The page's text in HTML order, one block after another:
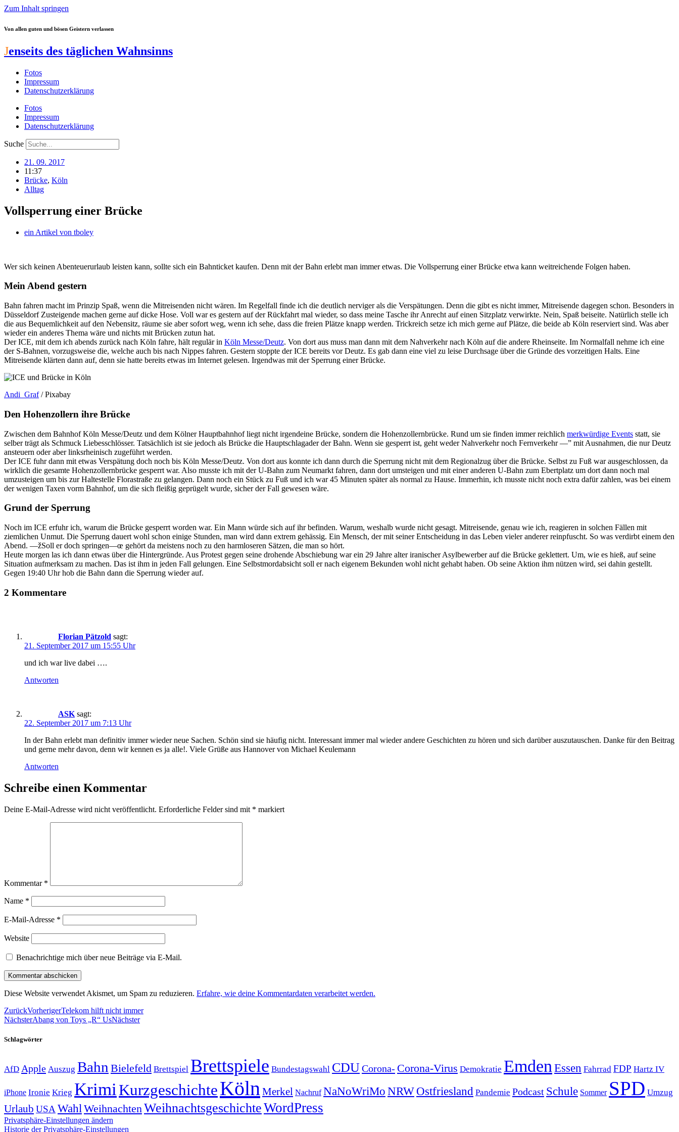
Zum Inhalt springen
Von allen guten und bösen Geistern verlassen
Jenseits des täglichen Wahnsinns
Fotos
Impressum
Datenschutzerklärung
Fotos
Impressum
Datenschutzerklärung
Suche
21. 09. 2017
11:37
Brücke, Köln
Alltag
Vollsperrung einer Brücke
ein Artikel von tboley
Wer sich keinen Abenteuerurlaub leisten kann, sollte sich ein Bahnticket kaufen. Denn mit der Bahn erlebt man immer etwas. Die Vollsperrung einer Brücke etwa kann weitreichende Folgen haben.
Mein Abend gestern
Bahn fahren macht im Prinzip Spaß, wenn die Mitreisenden nicht wären. Im Regelfall finde ich die deutlich nerviger als die Verspätungen. Denn die gibt es nicht immer, Mitreisende dagegen schon. Besonders in
Düsseldorf Zusteigende machen gerne auf dicke Hose. Voll war es gestern auf der Rückfahrt mal wieder, so dass meine Tasche ihr Anrecht auf einen Sitzplatz verwirkte. Nein, Spaß beiseite. Natürlich stelle ich
die aus Bequemlichkeit auf den Nebensitz, räume sie aber sofort weg, wenn ich sehe, dass die freien Plätze knapp werden. Trickreich setze ich mich gerne auf Plätze, die beide ab Köln reserviert sind. Was aber
wieder ein anderes Thema wäre und nichts mit Brücken zutun hat.
Der ICE, mit dem ich abends zurück nach Köln fahre, hält regulär in Köln Messe/Deutz. Von dort aus muss man dann mit dem Nahverkehr nach Köln auf die andere Rheinseite. Im Normalfall nehme ich eine
der S-Bahnen, vorzugsweise die, welche auch bis nach Nippes fahren. Gestern stoppte der ICE bereits vor Deutz. Es gab dann eine viel zu leise Durchsage über die Gründe des vorzeitigen Halts. Eine
Mitreisende klärten dann auf, denn sie hatte bereits etwas im Internet gelesen. Irgendwas mit der Sperrung einer Brücke.
Andi_Graf/ Pixabay
Den Hohenzollern ihre Brücke
Zwischen dem Bahnhof Köln Messe/Deutz und dem Kölner Hauptbahnhof liegt nicht irgendeine Brücke, sondern die Hohenzollernbrücke. Rund um sie finden immer reichlich merkwürdige Events statt, sie
selber trägt als Schmuck Liebesschlösser. Tatsächlich ist sie jedoch als Brücke die Hauptschlagader der Bahn. Wenn sie gesperrt ist, geht weder Nahverkehr noch Fernverkehr —” mit Ausnahmen, die nur Deutz
ansteuern oder aber linksrheinisch zugeführt werden.
Der ICE fuhr dann mit etwas Verspätung doch noch bis Köln Messe/Deutz. Von dort aus konnte ich dann durch die Sperrung nicht mit dem Regionalzug über die Brücke. Selbst zu Fuß war ausgeschlossen, da
wirklich die gesamte Hohenzollernbrücke gesperrt war. Also musste ich mit der U-Bahn zum Neumarkt fahren, dann dort umsteigen und mit einer anderen U-Bahn zum Ebertplatz um dort dann noch mal
umzusteigen um bis zur Haltestelle Florastraße zu gelangen. Dann noch ein Stück zu Fuß und ich war 45 Minuten später als normal zu Hause. Immerhin, ich musste nicht noch extra dafür zahlen, was bei einem
der wenigen Taxen vorm Bahnhof, um die sich fleißig geprügelt wurde, sicher der Fall gewesen wäre.
Grund der Sperrung
Noch im ICE erfuhr ich, warum die Brücke gesperrt worden war. Ein Mann würde sich auf ihr befinden. Warum, weshalb wurde nicht gesagt. Mitreisende, genau wie ich, reagieren in solchen Fällen mit
ziemlichen Unmut. Die Sperrung dauert wohl schon einige Stunden, man wird dann extrem gehässig. Ein Mensch, der mit seiner Entscheidung in das Leben vieler anderer reinpfuscht. So was verdirbt einem den
Abend. —žSoll er doch springen—œ gehört da meistens noch zu den harmloseren Sätzen, die man so hört.
Heute morgen las ich dann etwas über die Hintergründe. Aus Protest gegen seine drohende Abschiebung war ein 29 Jahre alter iranischer Asylbewerber auf die Brücke geklettert. Um, wie es hieß, auf seine
Situation aufmerksam zu machen. Das ist ihm in jeden Fall gelungen. Eine Selbstmordabsicht soll er nach eigenem Bekunden wohl nicht gehabt haben. Ob seine Aktion ihm nützen wird, sei dahin gestellt.
Gegen 19:40 Uhr hob die Bahn dann die Sperrung wieder auf.
2 Kommentare
Florian Pätzold sagt:
21. September 2017 um 15:55 Uhr
und ich war live dabei ….
Antworten
ASK sagt:
22. September 2017 um 7:13 Uhr
In der Bahn erlebt man definitiv immer wieder neue Sachen. Schön sind sie häufig nicht. Interessant immer mal wieder andere Geschichten zu hören und sich darüber auszutauschen. Danke für den Beitrag
und gerne mehr davon, denn wir kennen es ja alle!. Viele Grüße aus Hannover von Michael Keulemann
Antworten
Schreibe einen Kommentar
Deine E-Mail-Adresse wird nicht veröffentlicht. Erforderliche Felder sind mit * markiert
Kommentar *
Name *
E-Mail-Adresse *
Website
Benachrichtige mich über neue Beiträge via E-Mail.
Diese Website verwendet Akismet, um Spam zu reduzieren. Erfahre, wie deine Kommentardaten verarbeitet werden.
ZurückVorherigerTelekom hilft nicht immer
NächsterAbang von Toys „R“ UsNächster
Schlagwörter
AfD Apple Auszug Bahn Bielefeld Brettspiel Brettspiele Bundestagswahl CDUCorona- Corona-Virus Demokratie Emden Essen Fahrrad FDP Hartz IV
iPhone Ironie Krieg Krimi KurzgeschichteKöln Merkel Nachruf NaNoWriMo NRWOstfriesland Pandemie Podcast Schule Sommer SPD Umzug
Urlaub USA Wahl Weihnachten WeihnachtsgeschichteWordPress
Privatsphäre-Einstellungen ändern
Historie der Privatsphäre-Einstellungen